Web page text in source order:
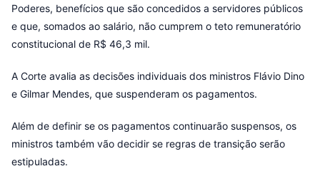
Poderes, benefícios que são concedidos a servidores públicos
e que, somados ao salário, não cumprem o teto remuneratório
constitucional de R$ 46,3 mil.
A Corte avalia as decisões individuais dos ministros Flávio Dino
e Gilmar Mendes, que suspenderam os pagamentos.
Além de definir se os pagamentos continuarão suspensos, os
ministros também vão decidir se regras de transição serão
estipuladas.